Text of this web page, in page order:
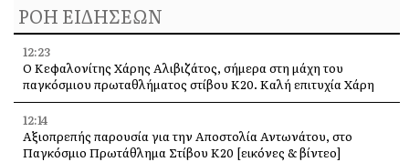
ΡΟΗ ΕΙΔΗΣΕΩΝ
12:23
Ο Κεφαλονίτης Χάρης Αλιβιζάτος, σήμερα στη μάχη του
παγκόσμιου πρωταθλήματος στίβου Κ20. Καλή επιτυχία Χάρη
12:14
Αξιοπρεπής παρουσία για την Αποστολία Αντωνάτου, στο
Παγκόσμιο Πρωτάθλημα Στίβου Κ20 [εικόνες & βίντεο]